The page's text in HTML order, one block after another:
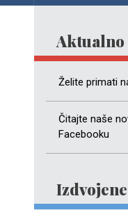
Aktualno
Želite primati
Čitajte naše
Facebooku